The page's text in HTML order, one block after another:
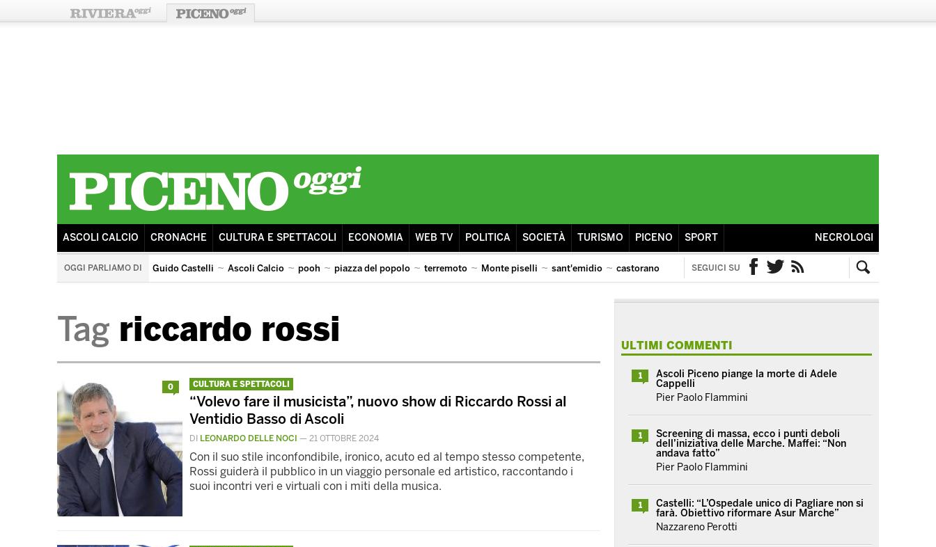
ASCOLI CALCIO CRONACHE CULTURA E SPETTACOLI ECONOMIA WEB TV POLITICA SOCIETÀ TURISMO PICENO SPORT NECROLOGI
OGGI PARLIAMO DI Guido Castelli Ascoli Calcio pooh piazza del popolo terremoto Monte piselli sant'emidio castorano SEGUICI SU
Tag riccardo rossi
0 CULTURA E SPETTACOLI
“Volevo fare il musicista”, nuovo show di Riccardo Rossi al
Ventidio Basso di Ascoli
DI LEONARDO DELLE NOCI — 21 OTTOBRE 2024
Con il suo stile inconfondibile, ironico, acuto ed al tempo stesso competente,
Rossi guiderà il pubblico in un viaggio personale ed artistico, raccontando i
suoi incontri veri e virtuali con i miti della musica.
ULTIMI COMMENTI
1
Ascoli Piceno piange la morte di Adele
Cappelli
Pier Paolo Flammini
1
Screening di massa, ecco i punti deboli
dell’iniziativa delle Marche. Maffei: “Non
andava fatto”
Pier Paolo Flammini
1
Castelli: “L’Ospedale unico di Pagliare non si
farà. Obiettivo riformare Asur Marche”
Nazzareno Perotti